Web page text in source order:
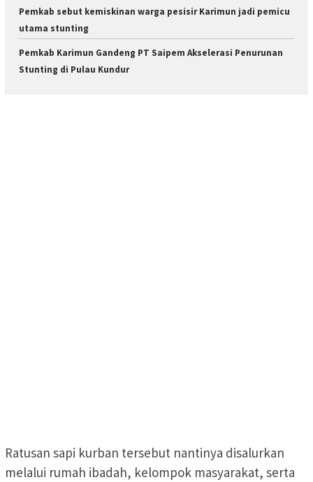
Pemkab sebut kemiskinan warga pesisir Karimun jadi pemicu
utama stunting
Pemkab Karimun Gandeng PT Saipem Akselerasi Penurunan
Stunting di Pulau Kundur
Ratusan sapi kurban tersebut nantinya disalurkan
melalui rumah ibadah, kelompok masyarakat, serta